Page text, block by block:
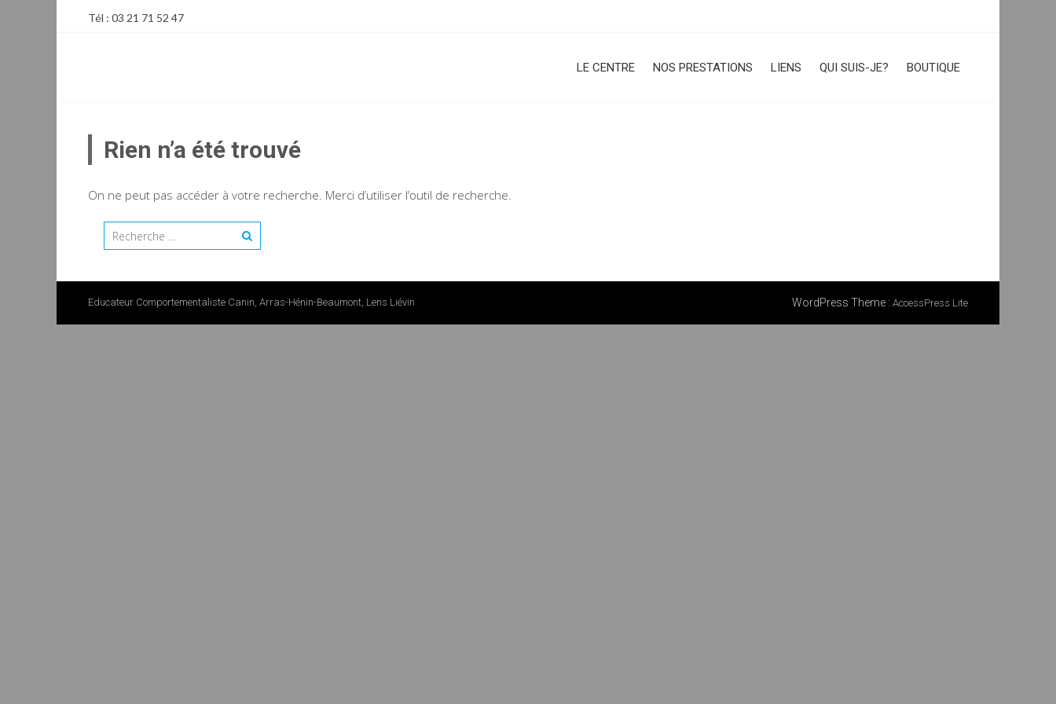
Tél : 03 21 71 52 47
EDUCATEUR COMPORTEMENTALISTE CANIN CEPC
LE CENTRE NOS PRESTATIONS LIENS QUI SUIS-JE? BOUTIQUE
Rien n’a été trouvé
On ne peut pas accéder à votre recherche. Merci d’utiliser l’outil de recherche.
Educateur Comportementaliste Canin, Arras-Hénin-Beaumont, Lens Liévin WordPress Theme : AccessPress Lite